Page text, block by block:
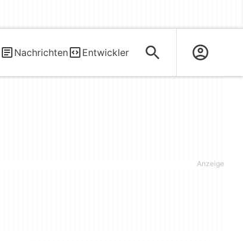
Nachrichten Entwickler